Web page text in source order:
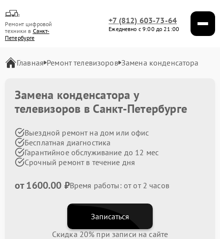
Ремонт цифровой
техники в Санкт-
Петербурге
+7 (812) 603-73-64
Ежедневно с 9:00 до 21:00
Главная Ремонт телевизоров Замена конденсатора
Замена конденсатора у
телевизоров в Санкт-Петербурге
Выездной ремонт на дом или офис
Бесплатная диагностика
Гарантийное обслуживание до 12 мес
Срочный ремонт в течение дня
от 1600.00 ₽Время работы: от от 2 часов
Записаться
Скидка 20% при записи на сайте